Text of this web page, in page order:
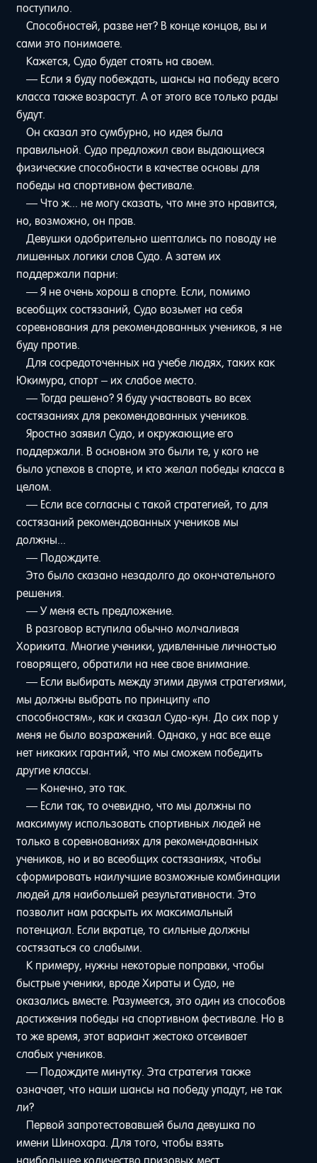
поступило.
Способностей, разве нет? В конце концов, вы и
сами это понимаете.
Кажется, Судо будет стоять на своем.
— Если я буду побеждать, шансы на победу всего
класса также возрастут. А от этого все только рады
будут.
Он сказал это сумбурно, но идея была
правильной. Судо предложил свои выдающиеся
физические способности в качестве основы для
победы на спортивном фестивале.
— Что ж... не могу сказать, что мне это нравится,
но, возможно, он прав.
Девушки одобрительно шептались по поводу не
лишенных логики слов Судо. А затем их
поддержали парни:
— Я не очень хорош в спорте. Если, помимо
всеобщих состязаний, Судо возьмет на себя
соревнования для рекомендованных учеников, я не
буду против.
Для сосредоточенных на учебе людях, таких как
Юкимура, спорт – их слабое место.
— Тогда решено? Я буду участвовать во всех
состязаниях для рекомендованных учеников.
Яростно заявил Судо, и окружающие его
поддержали. В основном это были те, у кого не
было успехов в спорте, и кто желал победы класса в
целом.
— Если все согласны с такой стратегией, то для
состязаний рекомендованных учеников мы
должны...
— Подождите.
Это было сказано незадолго до окончательного
решения.
— У меня есть предложение.
В разговор вступила обычно молчаливая
Хорикита. Многие ученики, удивленные личностью
говорящего, обратили на нее свое внимание.
— Если выбирать между этими двумя стратегиями,
мы должны выбрать по принципу «по
способностям», как и сказал Судо-кун. До сих пор у
меня не было возражений. Однако, у нас все еще
нет никаких гарантий, что мы сможем победить
другие классы.
— Конечно, это так.
— Если так, то очевидно, что мы должны по
максимуму использовать спортивных людей не
только в соревнованиях для рекомендованных
учеников, но и во всеобщих состязаниях, чтобы
сформировать наилучшие возможные комбинации
людей для наибольшей результативности. Это
позволит нам раскрыть их максимальный
потенциал. Если вкратце, то сильные должны
состязаться со слабыми.
К примеру, нужны некоторые поправки, чтобы
быстрые ученики, вроде Хираты и Судо, не
оказались вместе. Разумеется, это один из способов
достижения победы на спортивном фестивале. Но в
то же время, этот вариант жестоко отсеивает
слабых учеников.
— Подождите минутку. Эта стратегия также
означает, что наши шансы на победу упадут, не так
ли?
Первой запротестовавшей была девушка по
имени Шинохара. Для того, чтобы взять